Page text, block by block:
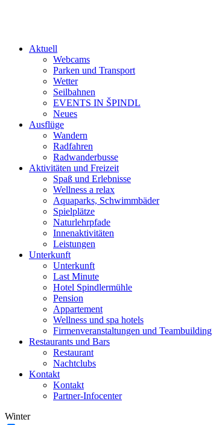
Aktuell
Webcams
Parken und Transport
Wetter
Seilbahnen
EVENTS IN ŠPINDL
Neues
Ausflüge
Wandern
Radfahren
Radwanderbusse
Aktivitäten und Freizeit
Spaß und Erlebnisse
Wellness a relax
Aquaparks, Schwimmbäder
Spielplätze
Naturlehrpfade
Innenaktivitäten
Leistungen
Unterkunft
Unterkunft
Last Minute
Hotel Spindlermühle
Pension
Appartement
Wellness und spa hotels
Firmenveranstaltungen und Teambuilding
Restaurants und Bars
Restaurant
Nachtclubs
Kontakt
Kontakt
Partner-Infocenter
Winter